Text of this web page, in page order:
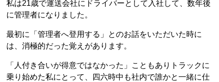
私は21歳で運送会社にドライバーとして入社して、数年後
に管理者になりました。
最初に「管理者へ登用する」とのお話をいただいた時に
は、消極的だった覚えがあります。
「人付き合いが得意ではなかった」こともありトラックに
乗り始めた私にとって、四六時中も社内で誰かと一緒に仕